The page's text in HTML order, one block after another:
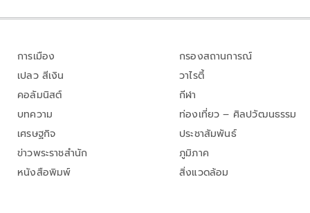
การเมือง
เปลว สีเงิน
คอลัมนิสต์
บทความ
เศรษฐกิจ
ข่าวพระราชสำนัก
หนังสือพิมพ์
กรองสถานการณ์
วาไรตี้
กีฬา
ท่องเที่ยว – ศิลปวัฒนธรรม
ประชาสัมพันธ์
ภูมิภาค
สิ่งแวดล้อม